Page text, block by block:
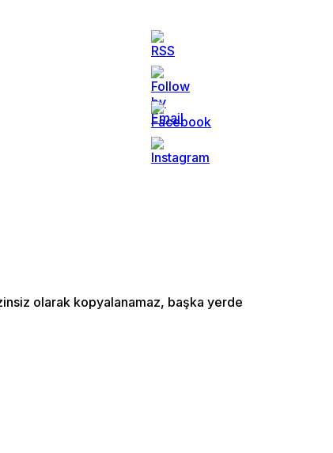
olarak kopyalanamaz, başka yerde